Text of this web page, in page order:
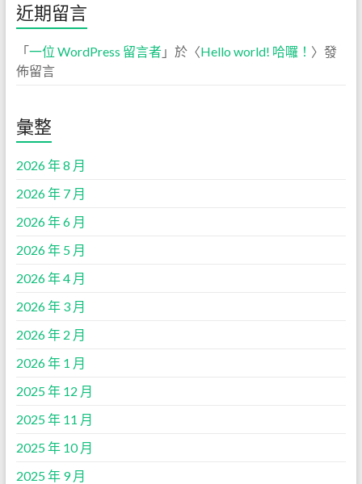
近期留言
「一位 WordPress 留言者」於〈Hello world! 哈囉！ 〉發
佈留言
彙整
2026 年 8 月
2026 年 7 月
2026 年 6 月
2026 年 5 月
2026 年 4 月
2026 年 3 月
2026 年 2 月
2026 年 1 月
2025 年 12 月
2025 年 11 月
2025 年 10 月
2025 年 9 月